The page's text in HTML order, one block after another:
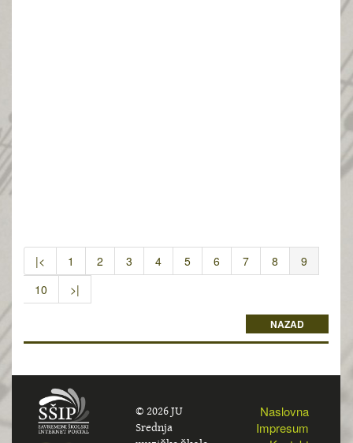
|< 1 2 3 4 5 6 7 8
9
10
>|
NAZAD
© 2026 JU
Srednja
Naslovna
Impresum